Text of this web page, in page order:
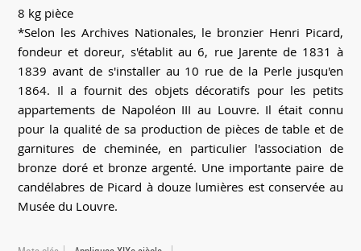
8 kg pièce
*Selon les Archives Nationales, le bronzier Henri Picard,
fondeur et doreur, s'établit au 6, rue Jarente de 1831 à
1839 avant de s'installer au 10 rue de la Perle jusqu'en
1864. Il a fournit des objets décoratifs pour les petits
appartements de Napoléon III au Louvre. Il était connu
pour la qualité de sa production de pièces de table et de
garnitures de cheminée, en particulier l'association de
bronze doré et bronze argenté. Une importante paire de
candélabres de Picard à douze lumières est conservée au
Musée du Louvre.